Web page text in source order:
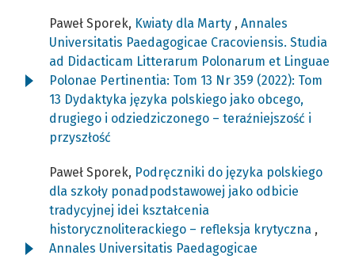
Paweł Sporek, Kwiaty dla Marty , Annales
Universitatis Paedagogicae Cracoviensis. Studia
ad Didacticam Litterarum Polonarum et Linguae
Polonae Pertinentia: Tom 13 Nr 359 (2022): Tom
13 Dydaktyka języka polskiego jako obcego,
drugiego i odziedziczonego – teraźniejszość i
przyszłość
Paweł Sporek, Podręczniki do języka polskiego
dla szkoły ponadpodstawowej jako odbicie
tradycyjnej idei kształcenia
historycznoliterackiego – refleksja krytyczna ,
Annales Universitatis Paedagogicae